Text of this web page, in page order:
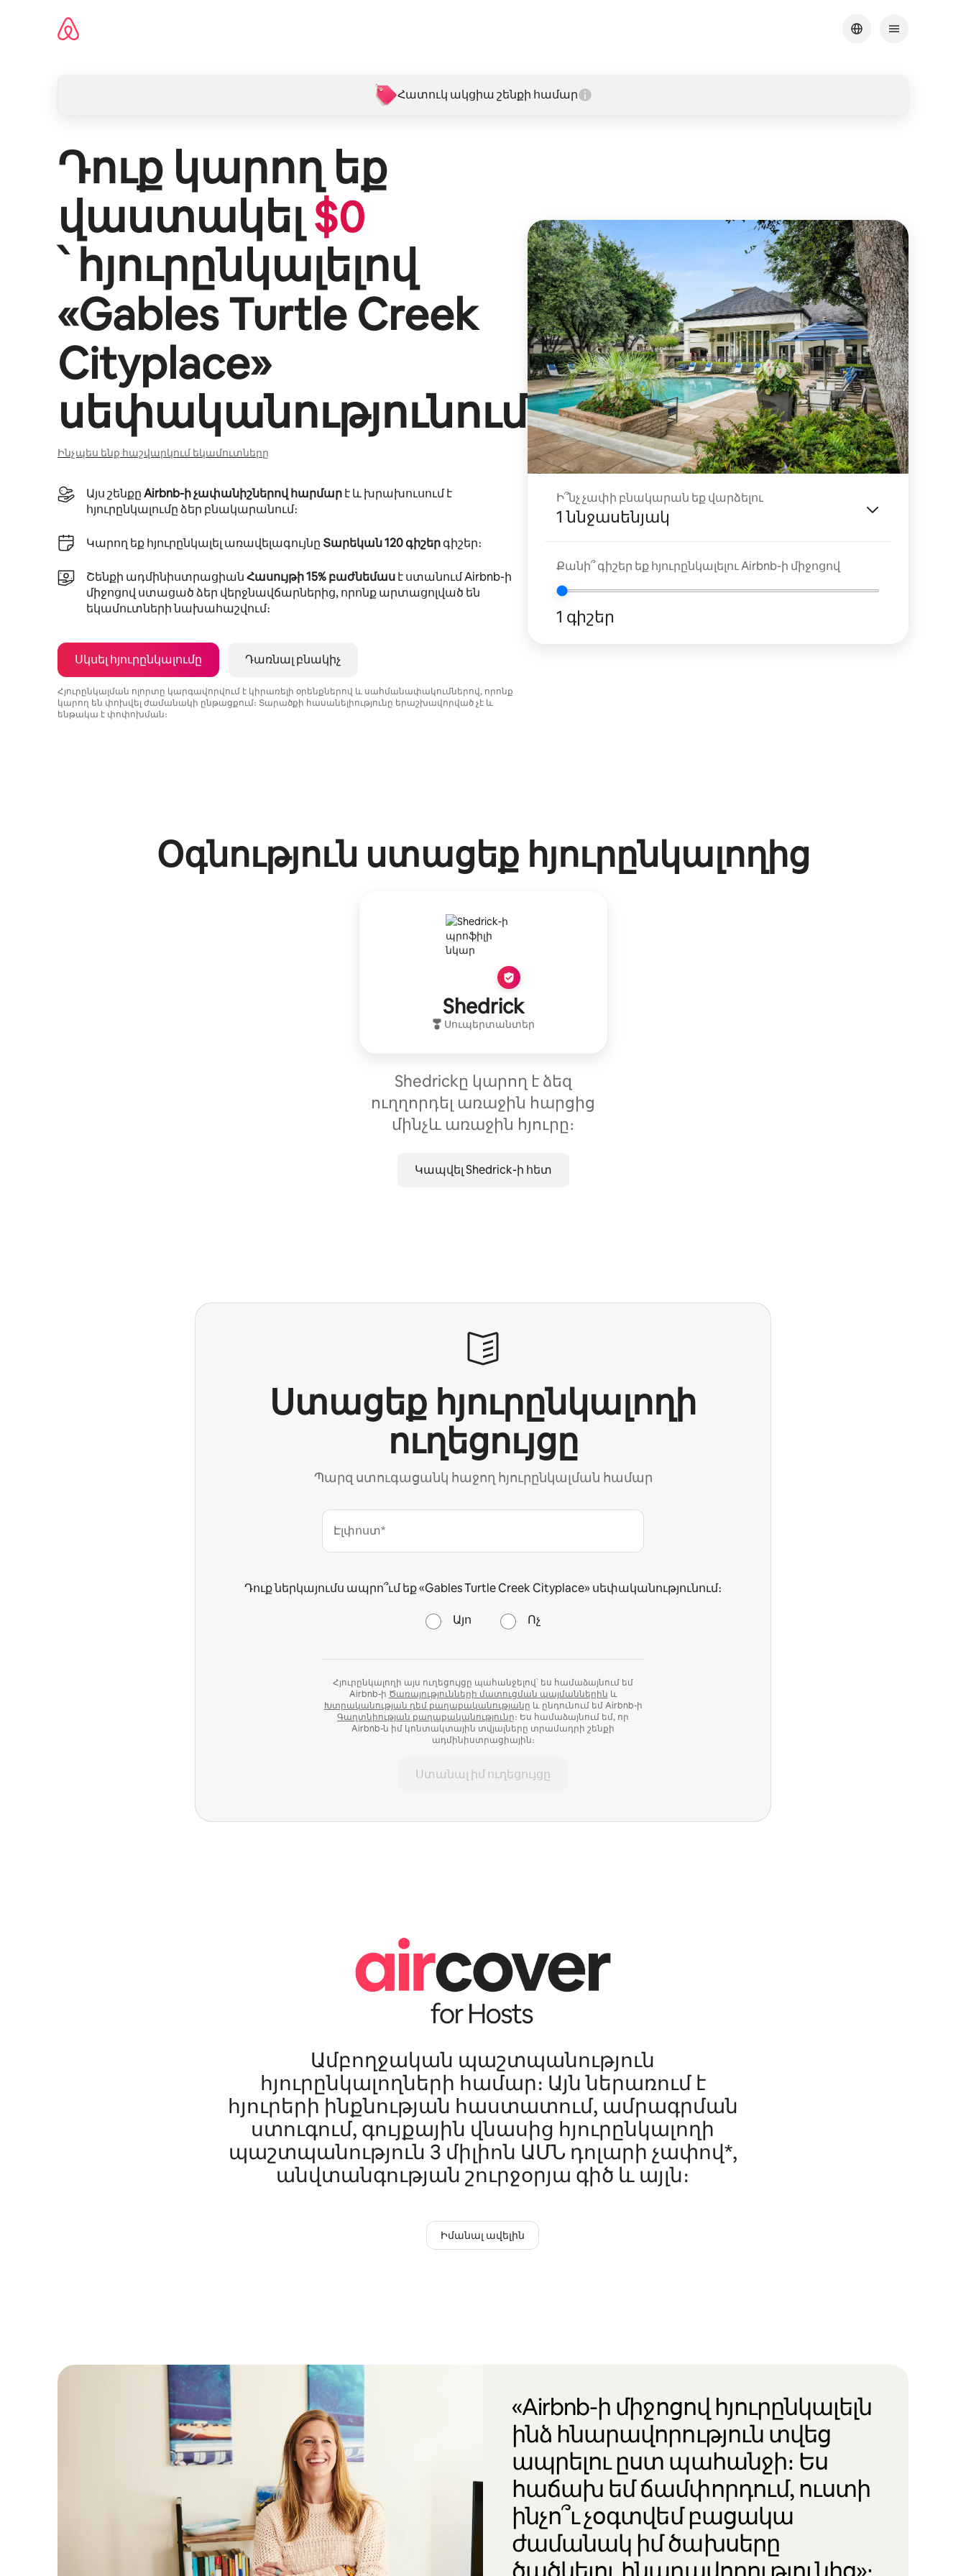
Հատուկ ակցիա շենքի համար
Դուք կարող եք
վաստակել $0
՝ հյուրընկալելով
«Gables Turtle Creek
Cityplace»
սեփականությունում
Ինչպես ենք հաշվարկում եկամուտները
Այս շենքըAirbnb-ի չափանիշներով հարմարէ և խրախուսում է
հյուրընկալումը ձեր բնակարանում։
Կարող եք հյուրընկալել առավելագույնը Տարեկան 120 գիշերգիշեր։
Շենքի ադմինիստրացիանՀասույթի 15% բաժնեմասէ ստանում Airbnb-ի
միջոցով ստացած ձեր վերջնավճարներից, որոնք արտացոլված են
եկամուտների նախահաշվում։
Սկսել հյուրընկալումը Դառնալ բնակիչ
Հյուրընկալման ոլորտը կարգավորվում է կիրառելի օրենքներով և սահմանափակումներով, որոնք
կարող են փոխվել ժամանակի ընթացքում։ Տարածքի հասանելիությունը երաշխավորված չէ և
ենթակա է փոփոխման։
Ի՞նչ չափի բնակարան եք վարձելու
1 ննջասենյակ
Քանի՞ գիշեր եք հյուրընկալելու Airbnb-ի միջոցով
1 գիշեր
Օգնություն ստացեք հյուրընկալողից
Shedrick
Սուպերտանտեր
Shedrickը կարող է ձեզ
ուղղորդել առաջին հարցից
մինչև առաջին հյուրը։
Կապվել Shedrick-ի հետ
Ստացեք հյուրընկալողի
ուղեցույցը
Պարզ ստուգացանկ հաջող հյուրընկալման համար
Էլփոստ*
Դուք ներկայումս ապրո՞ւմ եք «Gables Turtle Creek Cityplace» սեփականությունում։
Այո Ոչ
Հյուրընկալողի այս ուղեցույցը պահանջելով՝ ես համաձայնում եմ
Airbnb-ի Ծառայությունների մատուցման պայմաններին և
Խտրականության դեմ քաղաքականությանը և ընդունում եմ Airbnb-ի
Գաղտնիության քաղաքականությունը։ Ես համաձայնում եմ, որ
Airbnb-ն իմ կոնտակտային տվյալները տրամադրի շենքի
ադմինիստրացիային։
Ստանալ իմ ուղեցույցը
Ամբողջական պաշտպանություն
հյուրընկալողների համար։ Այն ներառում է
հյուրերի ինքնության հաստատում, ամրագրման
ստուգում, գույքային վնասից հյուրընկալողի
պաշտպանություն 3 միլիոն ԱՄՆ դոլարի չափով*,
անվտանգության շուրջօրյա գիծ և այլն։
Իմանալ ավելին
«Airbnb-ի միջոցով հյուրընկալելն
ինձ հնարավորություն տվեց
ապրելու ըստ պահանջի։ Ես
հաճախ եմ ճամփորդում, ուստի
ինչո՞ւ չօգտվեմ բացակա
ժամանակ իմ ծախսերը